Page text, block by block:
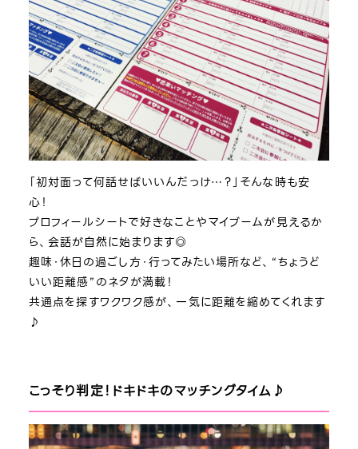
「初対面って何話せばいいんだっけ…？」そんな時も安
心！
プロフィールシートで好きなことやマイブームが見えるか
ら、会話が自然に始まります◎
趣味・休日の過ごし方・行ってみたい場所など、“ちょうど
いい距離感”のネタが満載！
共通点を探すワクワク感が、一気に距離を縮めてくれます
♪
こっそり判定！ドキドキのマッチングタイム♪